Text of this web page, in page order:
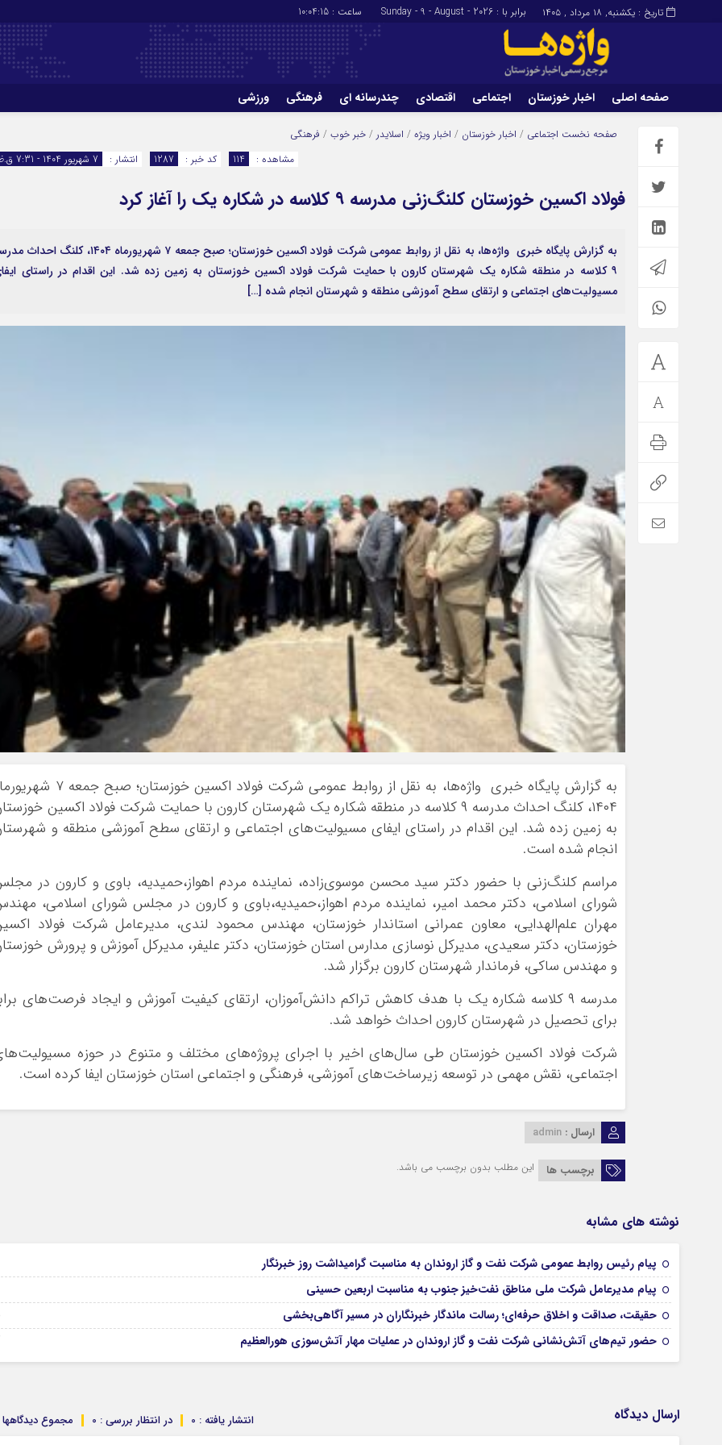
تاریخ : یکشنبه, ۱۸ مرداد , ۱۴۰۵ برابر با : Sunday - 9 - August - 2026 ساعت : 10:04:16
صفحه اصلی اخبار خوزستان اجتماعی اقتصادی چندرسانه ای فرهنگی ورزشی
برگه نمونه تماس با ما صفحه نخست اجتماعی / اخبار خوزستان / اخبار ویژه / اسلایدر / خبر خوب / فرهنگی
انتشار :
7 شهریور 1404 - 7:31 ق.ظ کد خبر : 1287 مشاهده : 114
فولاد اکسین خوزستان کلنگ‌زنی مدرسه ۹ کلاسه در شکاره یک را آغاز کرد
به گزارش پایگاه خبری واژه‌ها، به نقل از روابط عمومی شرکت فولاد اکسین خوزستان؛ صبح جمعه ۷ شهریورماه ۱۴۰۴، کلنگ
۹ کلاسه در منطقه شکاره یک شهرستان کارون با حمایت شرکت فولاد اکسین خوزستان به زمین زده شد. این اقدام در راستای
مسیولیت‌های اجتماعی و ارتقای سطح آموزشی منطقه و شهرستان انجام شده […]
به گزارش پایگاه خبری واژه‌ها، به نقل از روابط عمومی شرکت فولاد اکسین خوزستان؛
۱۴۰۴، کلنگ احداث مدرسه ۹ کلاسه در منطقه شکاره یک شهرستان کارون با حمایت شرکت فولاد اکسین
به زمین زده شد. این اقدام در راستای ایفای مسیولیت‌های اجتماعی و ارتقای سطح آموزشی منطقه و
انجام شده است.
مراسم کلنگ‌زنی با حضور دکتر سید محسن موسوی‌زاده، نماینده مردم اهواز،حمیدیه، باوی و کارون در
شورای اسلامی، دکتر محمد امیر، نماینده مردم اهواز،حمیدیه،باوی و کارون در مجلس شورای اسلامی،
مهران علم‌الهدایی، معاون عمرانی استاندار خوزستان، مهندس محمود لندی، مدیرعامل شرکت فولاد
خوزستان، دکتر سعیدی، مدیرکل نوسازی مدارس استان خوزستان، دکتر علیفر، مدیرکل آموزش و پرورش
و مهندس ساکی، فرماندار شهرستان کارون برگزار شد.
مدرسه ۹ کلاسه شکاره یک با هدف کاهش تراکم دانش‌آموزان، ارتقای کیفیت آموزش و ایجاد فرصت‌های
برای تحصیل در شهرستان کارون احداث خواهد شد.
شرکت فولاد اکسین خوزستان طی سال‌های اخیر با اجرای پروژه‌های مختلف و متنوع در حوزه
اجتماعی، نقش مهمی در توسعه زیرساخت‌های آموزشی، فرهنگی و اجتماعی استان خوزستان ایفا کرده است.
ارسال : admin
برچسب ها این مطلب بدون برچسب می باشد.
نوشته های مشابه
پیام رئیس روابط عمومی شركت نفت و گاز اروندان به مناسبت گرامیداشت روز خبرنگار
پیام مدیرعامل شركت ملی مناطق نفت‌خیز جنوب به مناسبت اربعین حسینی
حقیقت، صداقت و اخلاق حرفه‌ای؛ رسالت ماندگار خبرنگاران در مسیر آگاهی‌بخشی
حضور تیم‌های آتش‌نشانی شركت نفت و گاز اروندان در عملیات مهار آتش‌سوزی هورالعظیم
ارسال دیدگاه مجموع دیدگاهها : در انتظار بررسی : 0 انتشار یافته : 0